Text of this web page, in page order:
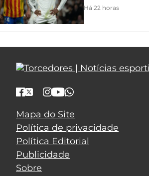
Há 22 horas
Mapa do Site
Política de privacidade
Política Editorial
Publicidade
Sobre